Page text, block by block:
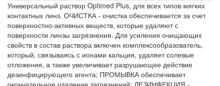
Универсальный раствор Optimed Plus, для всех типов мягких
контактных линз. ОЧИСТКА - очистка обеспечивается за счет
поверхностно-активных веществ, которые удаляют с
поверхности линзы загрязнения. Для усиления очищающих
свойств в состав раствора включен комплексообразователь,
который, связываясь с ионами кальция, удаляет солевые
отложения, а также увеличивает разрушающее действие
дезинфицирующего агента; ПРОМЫВКА обеспечивает